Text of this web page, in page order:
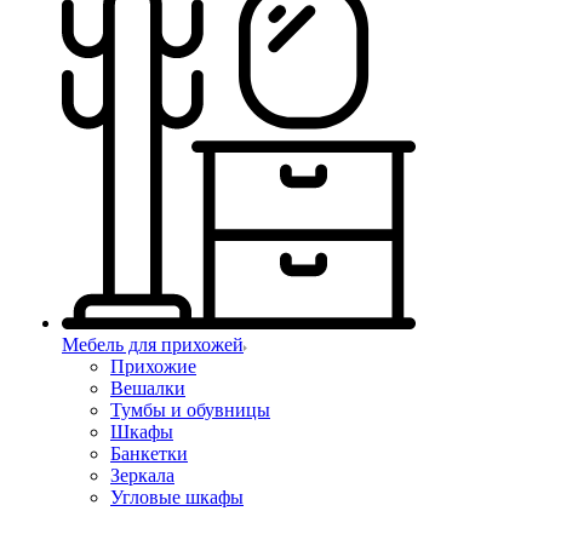
Мебель для прихожей
Прихожие
Вешалки
Тумбы и обувницы
Шкафы
Банкетки
Зеркала
Угловые шкафы